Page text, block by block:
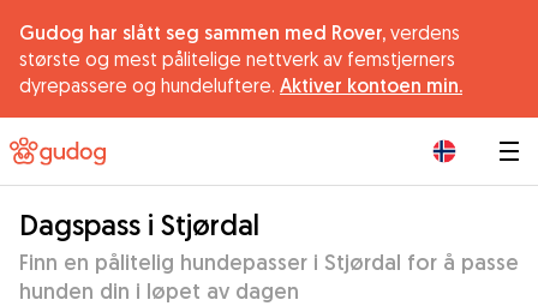
Gudog har slått seg sammen med Rover, verdens
største og mest pålitelige nettverk av femstjerners
dyrepassere og hundeluftere. Aktiver kontoen min.
Dagspass i Stjørdal
Finn en pålitelig hundepasser i Stjørdal for å passe
hunden din i løpet av dagen